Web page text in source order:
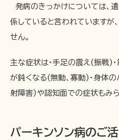
発病のきっかけについては、
係していると言われていますが
せん。
主な症状は・手足の震え(振戦)
が鈍くなる(無動、寡動)・身体
射障害)や認知面での症状もみら
パーキンソン病のご